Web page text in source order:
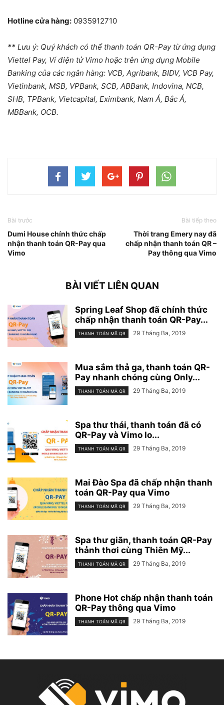
Hotline cửa hàng: 0935912710
** Lưu ý: Quý khách có thể thanh toán QR-Pay từ ứng dụng
Viettel Pay, Ví điện tử Vimo hoặc trên ứng dụng Mobile
Banking của các ngân hàng: VCB, Agribank, BIDV, VCB Pay,
Vietinbank, MSB, VPBank, SCB, ABBank, Indovina, NCB,
SHB, TPBank, Vietcapital, Eximbank, Nam Á, Bắc Á,
MBBank, OCB.
Bài trước
Dumi House chính thức chấp
nhận thanh toán QR-Pay qua
Vimo
Bài tiếp theo
Thời trang Emery nay đã
chấp nhận thanh toán QR –
Pay thông qua Vimo
BÀI VIẾT LIÊN QUAN
Spring Leaf Shop đã chính thức
chấp nhận thanh toán QR-Pay...
THANH TOÁN MÃ QR 29 Tháng Ba, 2019
Mua sắm thả ga, thanh toán QR-
Pay nhanh chóng cùng Only...
THANH TOÁN MÃ QR 29 Tháng Ba, 2019
Spa thư thái, thanh toán đã có
QR-Pay và Vimo lo...
THANH TOÁN MÃ QR 29 Tháng Ba, 2019
Mai Đào Spa đã chấp nhận thanh
toán QR-Pay qua Vimo
THANH TOÁN MÃ QR 29 Tháng Ba, 2019
Spa thư giãn, thanh toán QR-Pay
thảnh thơi cùng Thiên Mỹ...
THANH TOÁN MÃ QR 29 Tháng Ba, 2019
Phone Hot chấp nhận thanh toán
QR-Pay thông qua Vimo
THANH TOÁN MÃ QR 29 Tháng Ba, 2019